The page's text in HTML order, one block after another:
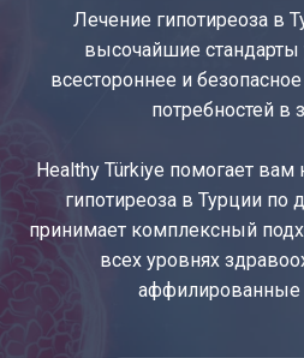
Лечение гипотиреоза в
высочайшие стандарты
всестороннее и
потребностей в
Healthy Türkiye помогает вам
гипотиреоза в Турции
принимает комплексный
всех уровнях
аффилированные